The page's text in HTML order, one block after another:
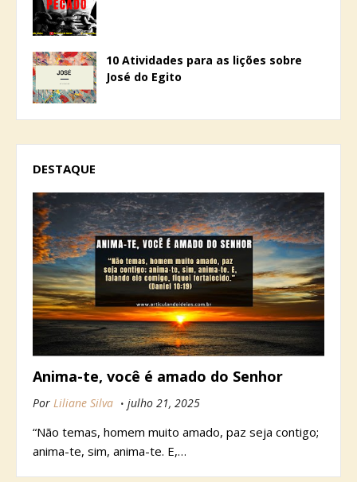
10 Atividades para as lições sobre
José do Egito
DESTAQUE
Anima-te, você é amado do Senhor
Por Liliane Silva julho 21, 2025
“Não temas, homem muito amado, paz seja contigo;
anima-te, sim, anima-te. E,…